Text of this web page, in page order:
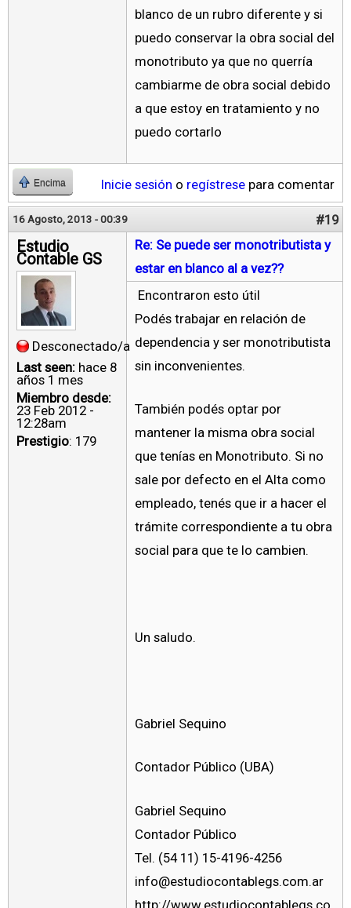
blanco de un rubro diferente y si
puedo conservar la obra social del
monotributo ya que no querría
cambiarme de obra social debido
a que estoy en tratamiento y no
puedo cortarlo
Encima Inicie sesión o regístrese para comentar
16 Agosto, 2013 - 00:39 #19
Estudio
Contable GS
Desconectado/a
Last seen: hace 8
años 1 mes
Miembro desde:
23 Feb 2012 -
12:28am
Prestigio: 179
Re: Se puede ser monotributista y
estar en blanco al a vez??
Encontraron esto útil
Podés trabajar en relación de
dependencia y ser monotributista
sin inconvenientes.
También podés optar por
mantener la misma obra social
que tenías en Monotributo. Si no
sale por defecto en el Alta como
empleado, tenés que ir a hacer el
trámite correspondiente a tu obra
social para que te lo cambien.
Un saludo.
Gabriel Sequino
Contador Público (UBA)
Gabriel Sequino
Contador Público
Tel. (54 11) 15-4196-4256
info@estudiocontablegs.com.ar
http://www.estudiocontablegs.co